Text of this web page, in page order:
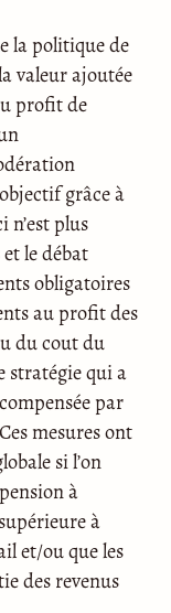
la politique de
valeur ajoutée
profit de
grâce à
plus
le débat
obligatoires
au profit des
du cout du
stratégie qui a
par
mesures ont
si l’on
à
à
et/ou que les
des revenus